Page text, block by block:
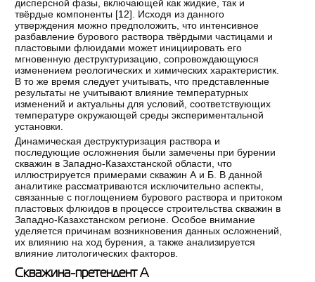
дисперсной фазы, включающей как жидкие, так и
твёрдые компоненты [12]. Исходя из данного
утверждения можно предположить, что интенсивное
разбавление бурового раствора твёрдыми частицами и
пластовыми флюидами может инициировать его
мгновенную деструктуризацию, сопровождающуюся
изменением реологических и химических характеристик.
В то же время следует учитывать, что представленные
результаты не учитывают влияние температурных
изменений и актуальны для условий, соответствующих
температуре окружающей среды экспериментальной
установки.
Динамическая деструктуризация раствора и
последующие осложнения были замечены при бурении
скважин в Западно-Казахстанской области, что
иллюстрируется примерами скважин А и Б. В данной
аналитике рассматриваются исключительно аспекты,
связанные с поглощением бурового раствора и притоком
пластовых флюидов в процессе строительства скважин в
Западно-Казахстанском регионе. Особое внимание
уделяется причинам возникновения данных осложнений,
их влиянию на ход бурения, а также анализируется
влияние литологических факторов.
Скважина-претендент А